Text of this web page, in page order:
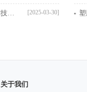
成都圣亚技工学校 免学费+助学金 圆你技能成才梦 [2025-03-30]
关于我们